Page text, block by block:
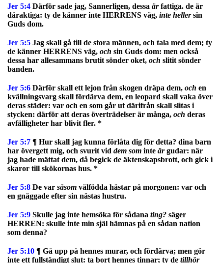
Jer 5:4 Därför sade jag, Sannerligen, dessa ärfattiga. de är
dåraktiga: ty de känner inte HERRENS väg, inte hellersin
Guds dom.
Jer 5:5 Jag skall gå till de stora männen, och tala med dem; ty
de känner HERRENS väg, och sin Guds dom: men också
dessa har allesammans brutit sönder oket, och slitit sönder
banden.
Jer 5:6 Därför skall ett lejon från skogen dräpa dem, och en
kvällningsvarg skall fördärva dem, en leopard skall vaka över
deras städer: var och en som går ut därifrån skall slitas i
stycken: därför att deras överträdelser är många, och deras
avfälligheter har blivit fler. *
Jer 5:7 ¶ Hur skall jag kunna förlåta dig för detta? dina barn
har övergett mig, och svurit vid dem som inte ärgudar: när
jag hade mättat dem, då begick de äktenskapsbrott, och gick i
skaror till skökornas hus. *
Jer 5:8 De var såsom välfödda hästar på morgonen: var och
en gnäggade efter sin nästas hustru.
Jer 5:9 Skulle jag inte hemsöka för sådana ting? säger
HERREN: skulle inte min själ hämnas på en sådan nation
som denna?
Jer 5:10 ¶ Gå upp på hennes murar, och fördärva; men gör
inte ett fullständigt slut: ta bort hennes tinnar; ty de tillhör